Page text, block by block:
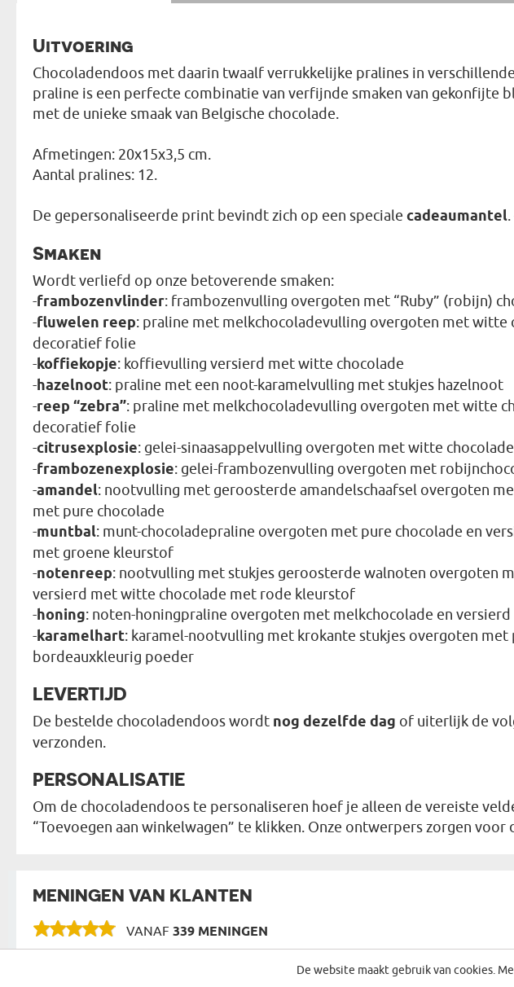
Uitvoering
Chocoladendoos met daarin twaalf verrukkelijke pralines in
praline is een perfecte combinatie van verfijnde smaken van gekonfijte
met de unieke smaak van Belgische chocolade.
Afmetingen: 20x15x3,5 cm.
Aantal pralines: 12.
De gepersonaliseerde print bevindt zich op een speciale cadeaumantel.
Smaken
Wordt verliefd op onze betoverende smaken:
-frambozenvlinder: frambozenvulling overgoten met “Ruby” (robijn)
-fluwelen reep: praline met melkchocoladevulling overgoten met witte
decoratief folie
-koffiekopje: koffievulling versierd met witte chocolade
-hazelnoot: praline met een noot-karamelvulling met stukjes hazelnoot
-reep “zebra”: praline met melkchocoladevulling overgoten met witte
decoratief folie
-citrusexplosie: gelei-sinaasappelvulling overgoten met witte
-frambozenexplosie: gelei-frambozenvulling overgoten met
-amandel: nootvulling met geroosterde amandelschaafsel overgoten
met pure chocolade
-muntbal: munt-chocoladepraline overgoten met pure chocolade en
met groene kleurstof
-notenreep: nootvulling met stukjes geroosterde walnoten overgoten
versierd met witte chocolade met rode kleurstof
-honing: noten-honingpraline overgoten met melkchocolade en
-karamelhart: karamel-nootvulling met krokante stukjes overgoten met
bordeauxkleurig poeder
LEVERTIJD
De bestelde chocoladendoos wordt nog dezelfde dag of uiterlijk de
verzonden.
PERSONALISATIE
Om de chocoladendoos te personaliseren hoef je alleen de vereiste
“Toevoegen aan winkelwagen” te klikken. Onze ontwerpers zorgen voor
MENINGEN VAN KLANTEN
VANAF 339 MENINGEN
De website maakt gebruik van cookies.